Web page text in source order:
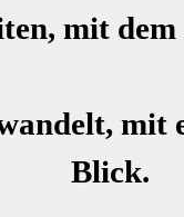
mit dem
mit
Blick.